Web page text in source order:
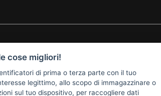
PRODUTTORE?
COLLABORA CON NOI
TERMINI E
PRIVACY
cose migliori!
di prima o terza parte con il tuo
legittimo, allo scopo di immagazzinare o
sul tuo dispositivo, per raccogliere dati